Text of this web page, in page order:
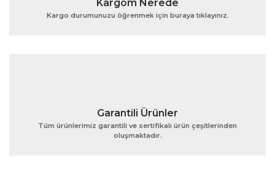
Ürün açıklamasında eksik bilgiler bulunuyor.
Gönder
Kargom Nerede
Kargo durumunuzu öğrenmek için buraya tıklayınız.
Garantili Ürünler
Tüm ürünlerimiz garantili ve sertifikalı ürün çeşitlerinden
oluşmaktadır.